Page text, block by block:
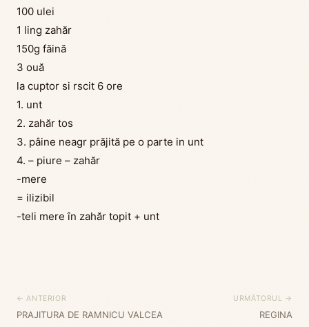
100 ulei
1 ling zahăr
150g făină
З оuă
la cuptor si rscit 6 ore
1. unt
2. zahăr tos
3. pâine neagr prăjită pe o parte in unt
4. – piure – zahăr
-mere
= ilizibil
-teli mere în zahăr topit + unt
← ANTERIOR
PRAJITURA DE RAMNICU VALCEA
URMĂTORUL →
REGINA